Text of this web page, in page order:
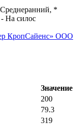
*
- На силос
КропСайенс» ООО
Значение
200
79.3
319